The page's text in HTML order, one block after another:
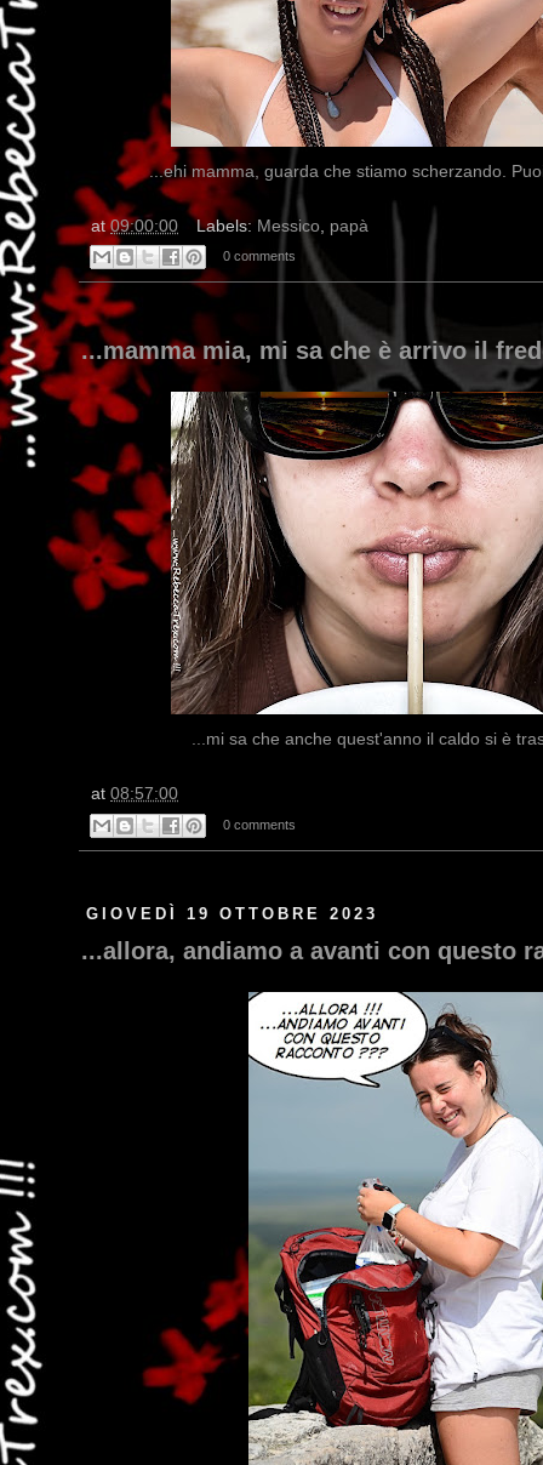
...ehi mamma, guarda che stiamo scherzando.
at09:00:00 Labels: Messico, papà
0 comments
...mamma mia, mi sa che è arrivo il
...mi sa che anche quest'anno il caldo si è
at 08:57:00
0 comments
GIOVEDÌ 19 OTTOBRE 2023
...allora, andiamo a avanti con questo